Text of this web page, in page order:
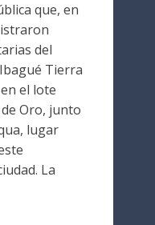
que, en
del
Tierra
el lote
Oro, junto
lugar
La